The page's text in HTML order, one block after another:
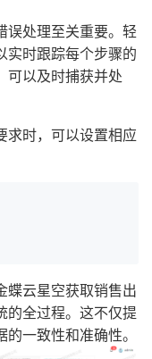
误处理至关重要。轻
实时跟踪每个步骤的
可以及时捕获并处
求时，可以设置相应
蝶云星空获取销售出
的全过程。这不仅提
一致性和准确性。